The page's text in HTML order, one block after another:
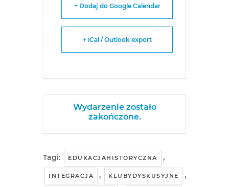
+ Dodaj do Google Calendar
+ iCal / Outlook export
Wydarzenie zostało
zakończone.
Tagi: EDUKACJAHISTORYCZNA ,
INTEGRACJA , KLUBYDYSKUSYJNE ,